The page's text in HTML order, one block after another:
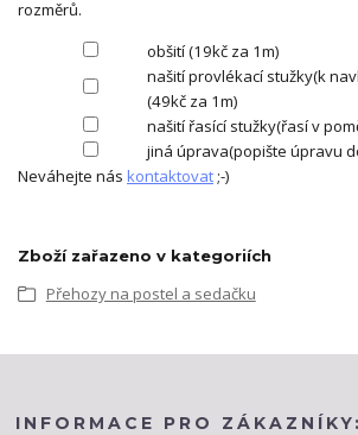
rozměrů.
obšití (19kč za 1m)
našití provlékací stužky(k
(49kč za 1m)
našití řasící stužky(řasí v
jiná úprava(popište úpravu
Neváhejte nás kontaktovat;-)
Zboží zařazeno v kategoriích
Přehozy na postel a sedačku
INFORMACE PRO ZÁKAZNÍKY: